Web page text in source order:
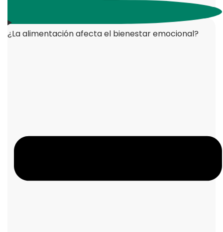
¿La alimentación afecta el bienestar emocional?